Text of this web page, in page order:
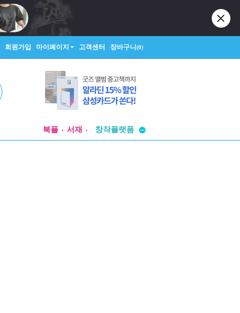
회원가입 마이페이지 고객센터 장바구니(0)
북플 서재
창작플랫폼